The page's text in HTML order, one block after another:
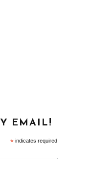
EMAIL!
*indicates required